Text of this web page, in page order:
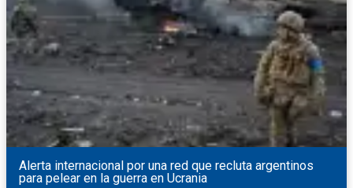
Alerta internacional por una red que recluta argentinos
para pelear en la guerra en Ucrania